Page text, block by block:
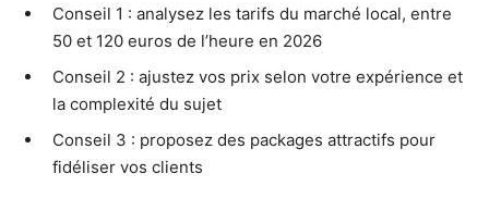
Conseil 1 : analysez les tarifs du marché local, entre
50 et 120 euros de l’heure en 2026
Conseil 2 : ajustez vos prix selon votre expérience et
la complexité du sujet
Conseil 3 : proposez des packages attractifs pour
fidéliser vos clients